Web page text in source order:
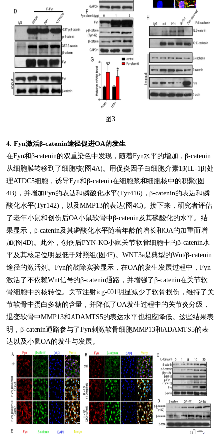
图3
4. Fyn激活β-catenin途径促进OA的发生
在Fyn和β-catenin的双重染色中发现，随着Fyn水平的增加，β-catenin
从细胞膜转移到了细胞核(图4A)。用促炎因子白细胞介素1β(IL-1β)处
理ATDC5细胞，诱导Fyn和β-catenin在细胞浆和细胞核中的积聚(图
4B)，并增加Fyn的表达和磷酸化水平(Tyr416)，β-catenin的表达和磷
酸化水平(Tyr142)，以及MMP13的表达(图4C)。接下来，研究者评估
了老年小鼠和创伤后OA小鼠软骨中β-catenin及其磷酸化的水平。结
果显示，β-catenin及其磷酸化水平随着年龄的增长和OA的加重而增
加(图4D)。此外，创伤后FYN-KO小鼠关节软骨细胞中的β-catenin水
平及其核定位明显低于对照组(图4F)。WNT3a是典型的Wnt/β-catenin
途径的激活剂。Fyn的敲除实验显示，在OA的发生发展过程中，Fyn
激活了不依赖Wnt信号的β-catenin通路，并增强了β-catenin在关节软
骨细胞中的核转位。关节注射icg-001明显减少了软骨损伤，维持了关
节软骨中蛋白多糖的含量，并降低了OA发生过程中的关节炎分级，
退变软骨中MMP13和ADAMTS5的表达水平也相应降低。这些结果表
明，β-catenin通路参与了Fyn刺激软骨细胞MMP13和ADAMTS5的表
达以及小鼠OA的发生与发展。